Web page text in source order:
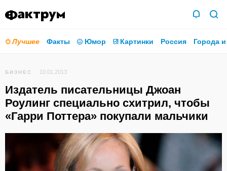
Лучшее Факты Юмор Картинки Россия Города
БИЗНЕС 10.01.2013
Издатель писательницы Джоан
Роулинг специально схитрил, чтобы
«Гарри Поттера» покупали мальчики